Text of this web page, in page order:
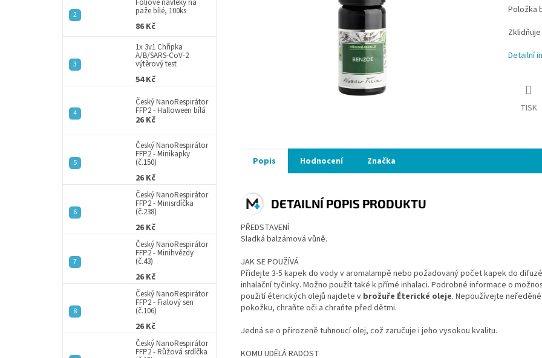
paže bílé, 100ks
86 Kč
1x 3v1 Chřipka
A/B/SARS-CoV-2
výtěrový test
54 Kč
Český NanoRespirátor
FFP2 - Halloween bílá
26 Kč
Český NanoRespirátor
FFP2 - Minikapky
(č.150)
26 Kč
Český NanoRespirátor
FFP2 - Minisrdíčka
(č.238)
26 Kč
Český NanoRespirátor
FFP2 - Minihvězdy
(č.43)
26 Kč
Český NanoRespirátor
FFP2 - Fialový sen
(č.106)
26 Kč
Český NanoRespirátor
FFP2 - Růžová srdíčka
Položka
Detailní
TISK
Popis Hodnocení Značka
DETAILNÍ POPIS PRODUKTU
PŘEDSTAVENÍ
Sladká balzámová vůně.
JAK SE POUŽÍVÁ
Přidejte 3-5 kapek do vody v aromalampě nebo požadovaný počet kapek do
inhalační tyčinky. Možno použít také k přímé inhalaci. Podrobné informace o
použití éterických olejů najdete v brožuře Éterické oleje. Nepoužívejte neředěné
pokožku, chraňte oči a chraňte před dětmi.
Jedná se o přirozeně tuhnoucí olej, což zaručuje i jeho vysokou kvalitu.
KOMU UDĚLÁ RADOST